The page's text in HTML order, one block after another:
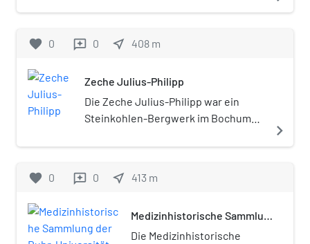
favorite 0 reviews 0 near_me 408 m
Zeche Julius-Philipp
Die Zeche Julius-Philipp war ein
Steinkohlen-Bergwerk im Bochumer
navigate_next
favorite 0 reviews 0 near_me 413 m
Medizinhistorische Sammlung
Die Medizinhistorische